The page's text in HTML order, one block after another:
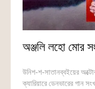
অঞ্জলি লহো মোর
উনিশ-শ-সাতানব্বইয়ের
ক্যারিয়ারে ডেনভারের গান